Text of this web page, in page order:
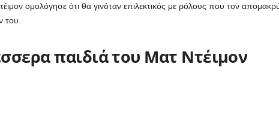
ομολόγησε ότι θα γινόταν επιλεκτικός με ρόλους που τον
του.
παιδιά του Ματ Ντέιμον